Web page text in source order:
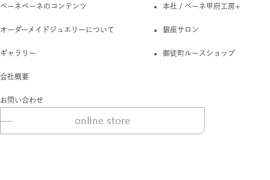
ベーネベーネのコンテンツ
オーダーメイドジュエリーについて
ギャラリー
会社概要
お問い合わせ
本社 / ベーネ甲府工房+
銀座サロン
御徒町ルースショップ
online store